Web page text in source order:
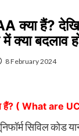
क्या हैं?
क्या बदलाव
8 February 2024
हैं? ( What are
सिविल कोड